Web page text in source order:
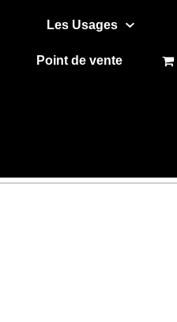
Les Usages
Point de vente